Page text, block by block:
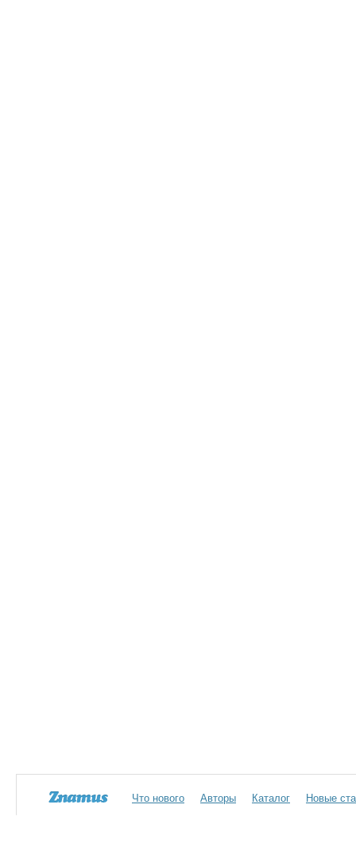
Что нового Авторы Каталог Новые